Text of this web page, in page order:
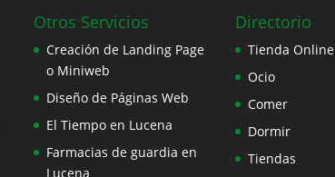
Otros Servicios
Creación de Landing Page
o Miniweb
Diseño de Páginas Web
El Tiempo en Lucena
Farmacias de guardia en
Lucena
Directorio
Tienda Online
Ocio
Comer
Dormir
Tiendas